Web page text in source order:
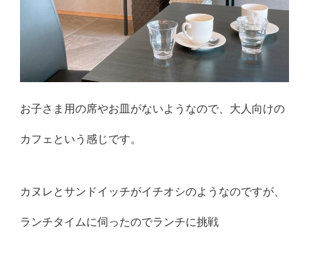
お子さま用の席やお皿がないようなので、大人向けの
カフェという感じです。
カヌレとサンドイッチがイチオシのようなのですが、
ランチタイムに伺ったのでランチに挑戦